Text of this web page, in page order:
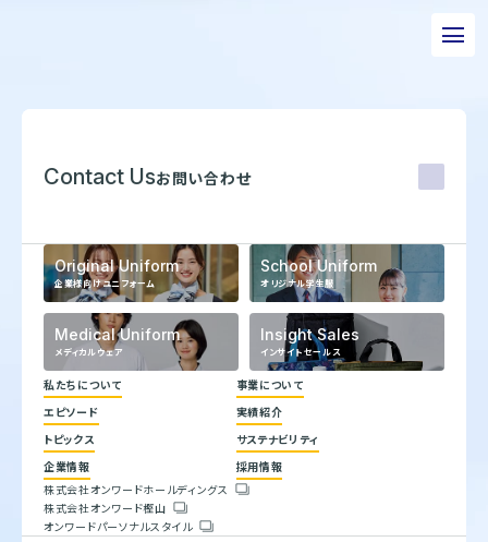
私たちについて
実績紹介
トピックス
サステナビリティ
企業情報
採用情報
お問い合わせ
株式会社オンワードホールディングス
株式会社オンワード樫山
オンワードパーソナルスタイル
Contact Usお問い合わせ
Original Uniform
企業様向けユニフォーム
School Uniform
オリジナル学生服
Medical Uniform
メディカルウェア
Insight Sales
インサイトセールス
私たちについて
代表メッセージ
企業理念
ヒストリー
事業について
エピソード
実績紹介
トピックス
サステナビリティ
トップコミットメント
具体的な取り組みと目標
企業情報
会社概要
人権方針
採用情報
株式会社オンワードホールディングス
株式会社オンワード樫山
オンワードパーソナルスタイル